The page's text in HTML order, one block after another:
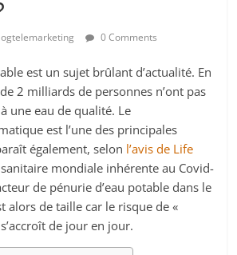
0 Comments
est un sujet brûlant d’actualité. En
2 milliards de personnes n’ont pas
une eau de qualité. Le
est l’une des principales
également, selon l’avis de Life
mondiale inhérente au Covid-
de pénurie d’eau potable dans le
alors de taille car le risque de «
de jour en jour.